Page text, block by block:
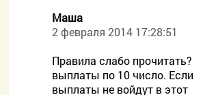
Маша
2 февраля 2014 17:28:51
Правила слабо прочитать?
выплаты по 10 число. Если
выплаты не войдут в этот